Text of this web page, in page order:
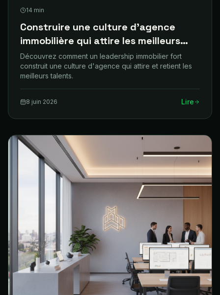
14 min
Construire une culture d'agence
immobilière qui attire les meilleurs
talents
Découvrez comment un leadership immobilier fort
construit une culture d'agence qui attire et retient les
meilleurs talents.
8 juin 2026 Lire